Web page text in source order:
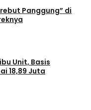
Panggung” di
Unit, Basis
18,89 Juta